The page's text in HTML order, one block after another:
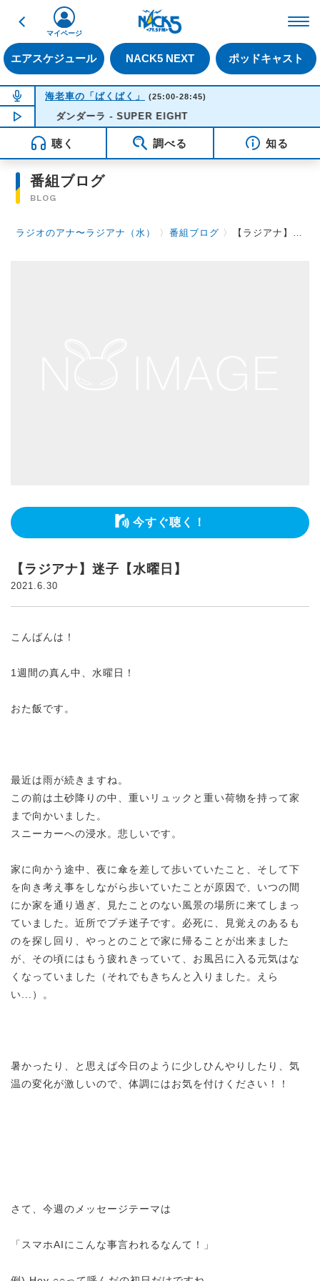
戻る
エアスケジュール NACK5 NEXT ポッドキャスト
マイページ
NOW ON AIR
海老車の「ばくばく」 (25:00-28:45)
NOW PLAYING 03:43
ダンダーラ - SUPER EIGHT
聴く 調べる 知る
番組ブログ
BLOG
ラジオのアナ〜ラジアナ（水） 〉番組ブログ 〉 【ラジアナ】迷子【水曜日】
今すぐ聴く！
【ラジアナ】迷子【水曜日】
2021.6.30
こんばんは！
1週間の真ん中、水曜日！
おた飯です。
最近は雨が続きますね。
この前は土砂降りの中、重いリュックと重い荷物を持って家
まで向かいました。
スニーカーへの浸水。悲しいです。
家に向かう途中、夜に傘を差して歩いていたこと、そして下
を向き考え事をしながら歩いていたことが原因で、いつの間
にか家を通り過ぎ、見たことのない風景の場所に来てしまっ
ていました。近所でプチ迷子です。必死に、見覚えのあるも
のを探し回り、やっとのことで家に帰ることが出来ました
が、その頃にはもう疲れきっていて、お風呂に入る元気はな
くなっていました（それでもきちんと入りました。えら
い...）。
暑かったり、と思えば今日のように少しひんやりしたり、気
温の変化が激しいので、体調にはお気を付けください！！
さて、今週のメッセージテーマは
「スマホAIにこんな事言われるなんて！」